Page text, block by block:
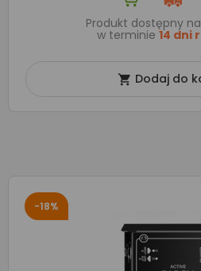
Produkt dostępny
w terminie 14 dni
 Dodaj do
-18%